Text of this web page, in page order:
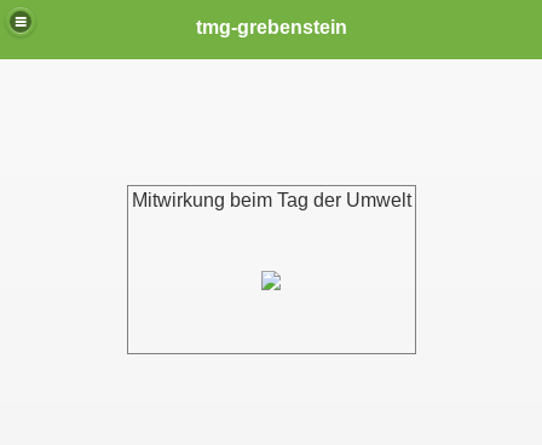
tmg-grebenstein
Mitwirkung beim Tag der Umwelt